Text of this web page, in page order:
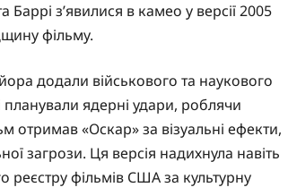
з’явилися в камео у версії 2005
фільму.
додали військового та наукового
планували ядерні удари, роблячи
отримав «Оскар» за візуальні ефекти,
загрози. Ця версія надихнула навіть
реєстру фільмів США за культурну